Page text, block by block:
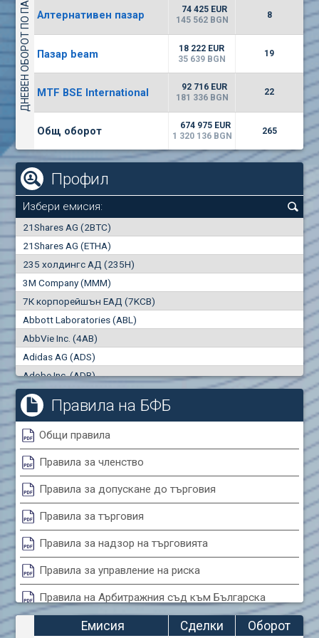
(CHIM) Химимпорт
-1.60% 0 6150
1 2028BGN
3 2400EUR
3368
344226
ДНЕВЕН ОБОРОТ ПО ПАЗАРИ Алтернативен пазар
74 425 EUR
145 562 BGN
8
Пазар beam
18 222 EUR
35 639 BGN
19
MTF BSE International
92 716 EUR
181 336 BGN
22
Общ оборот
674 975 EUR
1 320 136 BGN
265
Профил
Избери емисия:
21Shares AG (2BTC)
21Shares AG (ETHA)
235 холдингс АД (235H)
3M Company (MMM)
7К корпорейшън ЕАД (7KCB)
Abbott Laboratories (ABL)
AbbVie Inc. (4AB)
Adidas AG (ADS)
Adobe Inc. (ADB)
Advanced Micro Devices Inc. (AMD)
Agrana Beteiligungs AG (AGB2)
Air Canada Inc. (ADH2)
Air France (AFR0)
Air Liquide SA (AIL)
Airbus SE (AIR)
Aixtron SE (AIXA)
Algonquin Power & Utilities Corp (751)
Alibaba Group Holding Ltd. (AHLA)
Allianz SE (ALV)
Alphabet Inc. (ABEA)
Alphabet Inc. (ABEC)
Altria Group Inc. (PHM7)
Amazon.com Inc. (AMZ)
0000
0.000
Най-добра
"купува"
0
Най-добра
0
Сделки
0
Оборот (евро)
0
Правила на БФБ
Общи правила
Правила за членство
Правила за допускане до търговия
Правила за търговия
Правила за надзор на търговията
Правила за управление на риска
Правила на Арбитражния съд към Българска
фондова борса
Емисия Сделки
Оборот